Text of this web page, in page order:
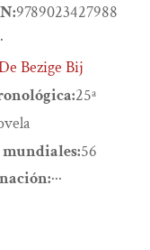
9789023427988
Bezige Bij
25ª
56
···